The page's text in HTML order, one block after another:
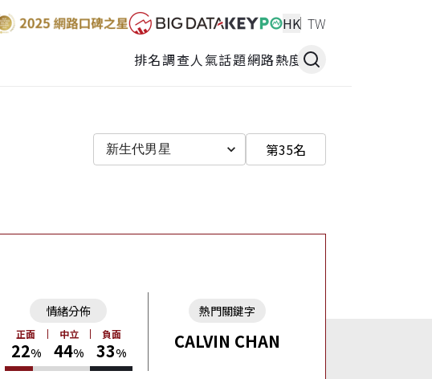
HK TW
排名調查人氣話題網路熱度
新生代男星 第35名
情緒分佈
正面
22%
中立
44%
負面
33%
熱門關鍵字
CALVIN CHAN